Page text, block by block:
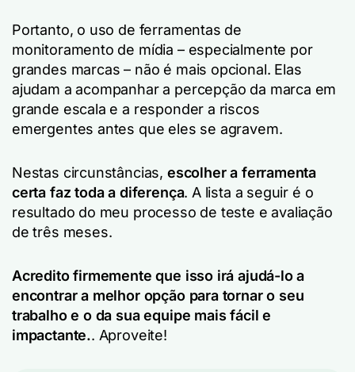
Portanto, o uso de ferramentas de
monitoramento de mídia – especialmente por
grandes marcas – não é mais opcional. Elas
ajudam a acompanhar a percepção da marca em
grande escala e a responder a riscos
emergentes antes que eles se agravem.
Nestas circunstâncias, escolher a ferramenta
certa faz toda a diferença. A lista a seguir é o
resultado do meu processo de teste e avaliação
de três meses.
Acredito firmemente que isso irá ajudá-lo a
encontrar a melhor opção para tornar o seu
trabalho e o da sua equipe mais fácil e
impactante.. Aproveite!